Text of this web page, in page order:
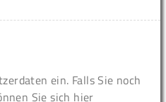
ein. Falls Sie noch
Sie sich hier